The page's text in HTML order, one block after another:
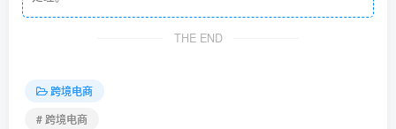
THE END
跨境电商
# 跨境电商